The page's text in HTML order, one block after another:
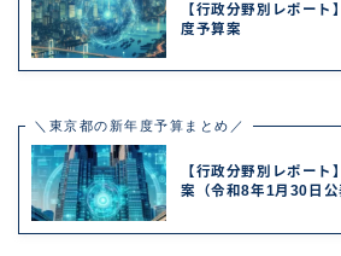
【行政分野別レポー
度予算案
＼東京都の新年度予算まとめ／
【行政分野別レポー
案（令和8年1月30日公